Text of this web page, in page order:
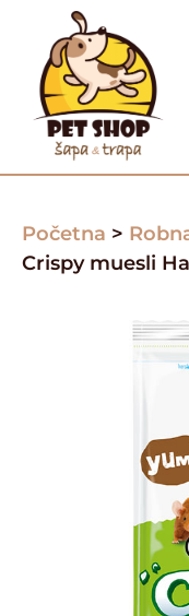
Početna >
Crispy muesli